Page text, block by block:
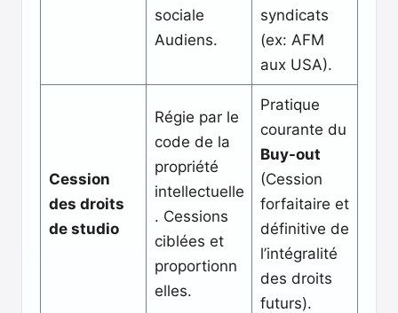
sociale
Audiens.
syndicats
(ex: AFM
aux USA).
Cession
des droits
de studio
Régie par le
code de la
propriété
intellectuelle
. Cessions
ciblées et
proportionn
elles.
Pratique
courante du
Buy-out
(Cession
forfaitaire et
définitive de
l’intégralité
des droits
futurs).